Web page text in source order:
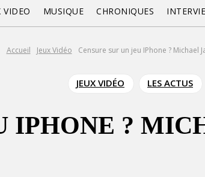
VIDEO MUSIQUE CHRONIQUES
Accueil Jeux Vidéo Censure sur un jeu IPhone ? Michael
JEUX VIDÉO LES ACTUS
IPHONE ?